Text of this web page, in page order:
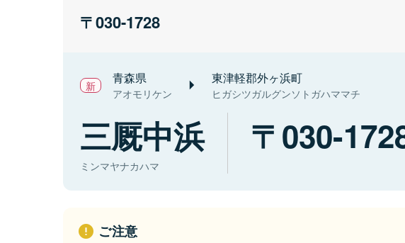
030-1728
青森県
アオモリケン
東津軽郡外ヶ浜町
ヒガシツガルグンソトガハママチ
三厩中浜
ミンマヤナカハマ
030-
ご注意